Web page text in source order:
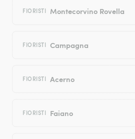
FIORISTI Montecorvino Rovella
FIORISTI Campagna
FIORISTI Acerno
FIORISTI Faiano